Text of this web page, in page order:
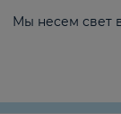
Мы несем свет